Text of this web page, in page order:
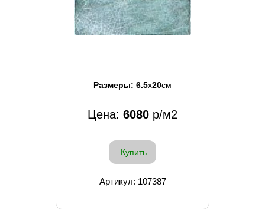
Размеры: 6.5x20см
Цена: 6080 р/м2
Купить
Артикул: 107387